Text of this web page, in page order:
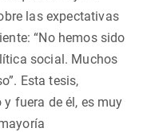
las expectativas
“No hemos sido
social. Muchos
Esta tesis,
fuera de él, es muy